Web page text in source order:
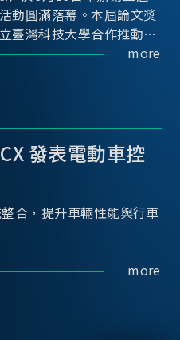
動圓滿落幕。本屆論文獎
臺灣科技大學合作推動，
的交流平台，促進學術研
more
發表電動車控
合，提升車輛性能與行車
more